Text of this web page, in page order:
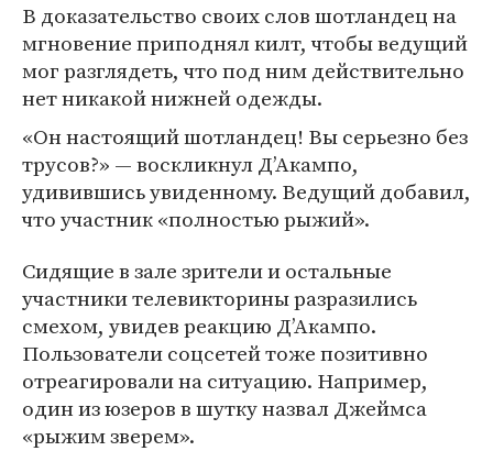
В доказательство своих слов шотландец на
мгновение приподнял килт, чтобы ведущий
мог разглядеть, что под ним действительно
нет никакой нижней одежды.
«Он настоящий шотландец! Вы серьезно без
трусов?» — воскликнул Д’Акампо,
удивившись увиденному. Ведущий добавил,
что участник «полностью рыжий».
Сидящие в зале зрители и остальные
участники телевикторины разразились
смехом, увидев реакцию Д’Акампо.
Пользователи соцсетей тоже позитивно
отреагировали на ситуацию. Например,
один из юзеров в шутку назвал Джеймса
«рыжим зверем».